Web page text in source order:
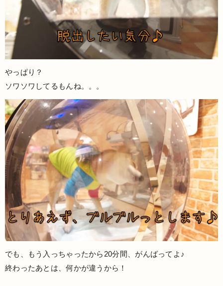
やっぱり？
ソワソワしてるもんね。。。
でも、もう入っちゃったから20分間、がんばってよ♪
終わったあとは、何かが違うから！